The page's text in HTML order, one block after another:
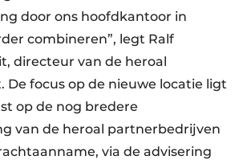
door ons hoofdkantoor in
combineren”, legt Ralf
directeur van de heroal
De focus op de nieuwe locatie ligt
op de nog bredere
van de heroal partnerbedrijven
via de advisering